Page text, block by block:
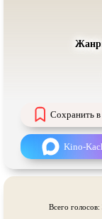
Про супергероев
Про танцы
Про футбол
Про Юристов и
Сохранить
Kino-
Всего голосов: